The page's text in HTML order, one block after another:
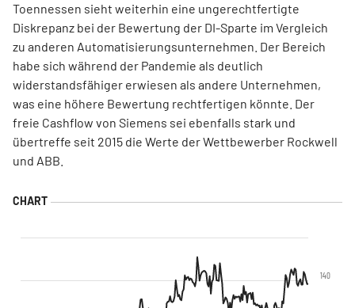
Toennessen sieht weiterhin eine ungerechtfertigte
Diskrepanz bei der Bewertung der DI-Sparte im Vergleich
zu anderen Automatisierungsunternehmen. Der Bereich
habe sich während der Pandemie als deutlich
widerstandsfähiger erwiesen als andere Unternehmen,
was eine höhere Bewertung rechtfertigen könnte. Der
freie Cashflow von Siemens sei ebenfalls stark und
übertreffe seit 2015 die Werte der Wettbewerber Rockwell
und ABB.
140